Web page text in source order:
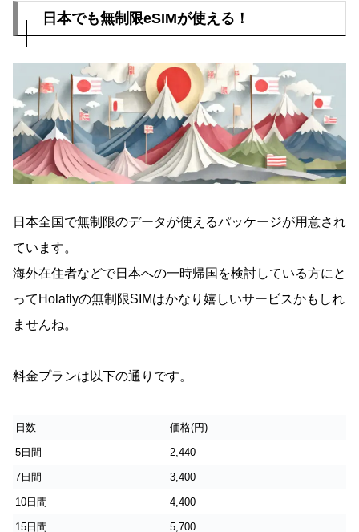
日本でも無制限eSIMが使える！
日本全国で無制限のデータが使えるパッケージが用意され
ています。
海外在住者などで日本への一時帰国を検討している方にと
ってHolaflyの無制限SIMはかなり嬉しいサービスかもしれ
ませんね。
料金プランは以下の通りです。
日数 価格(円)
5日間 2,440
7日間 3,400
10日間 4,400
15日間 5,700